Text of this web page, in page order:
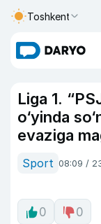
Toshkent
Liga 1.
o‘yinda
evaziga
Sport 08:09 /
0 0